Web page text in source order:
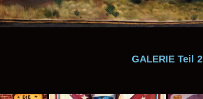
GALERIE Teil 2